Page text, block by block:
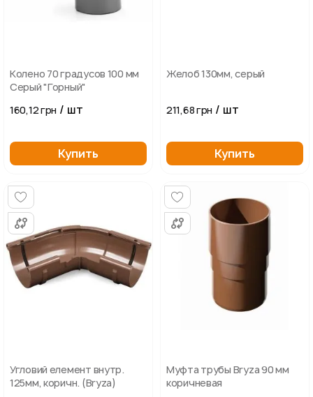
Колено 70 градусов 100 мм
Серый "Горный"
160,12 грн / шт
Купить
Желоб 130мм, серый
211,68 грн / шт
Купить
Угловий елемент внутр.
125мм, коричн. (Bryza)
Муфта трубы Bryza 90 мм
коричневая